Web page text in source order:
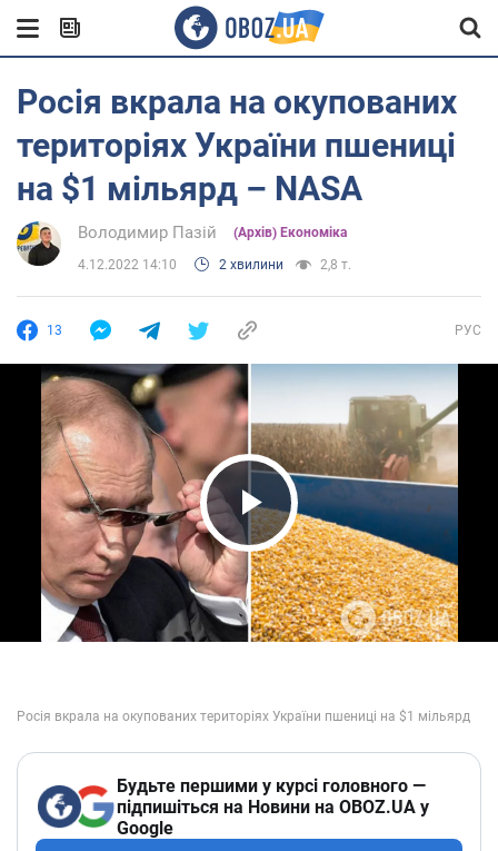
Росія вкрала на окупованих
територіях України пшениці
на $1 мільярд – NASA
Володимир Пазій (Архів) Економіка
4.12.2022 14:10 2 хвилини 2,8 т.
13 РУС
Play Video
Будьте першими у курсі головного —
підпишіться на Новини на OBOZ.UA у
Google